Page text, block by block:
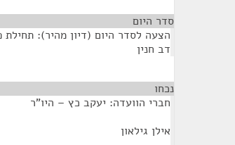
סדר היום
הצעה לסדר היום (דיון מהיר):
דב חנין
נכחו
חברי הוועדה: יעקב כץ – היו"ר
אילן גילאון